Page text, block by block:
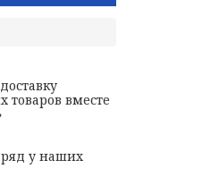
товаров вместе
у наших